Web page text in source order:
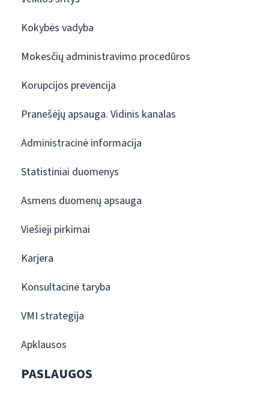
Kokybės vadyba
Mokesčių administravimo procedūros
Korupcijos prevencija
Pranešėjų apsauga. Vidinis kanalas
Administracinė informacija
Statistiniai duomenys
Asmens duomenų apsauga
Viešieji pirkimai
Karjera
Konsultacinė taryba
VMI strategija
Apklausos
PASLAUGOS